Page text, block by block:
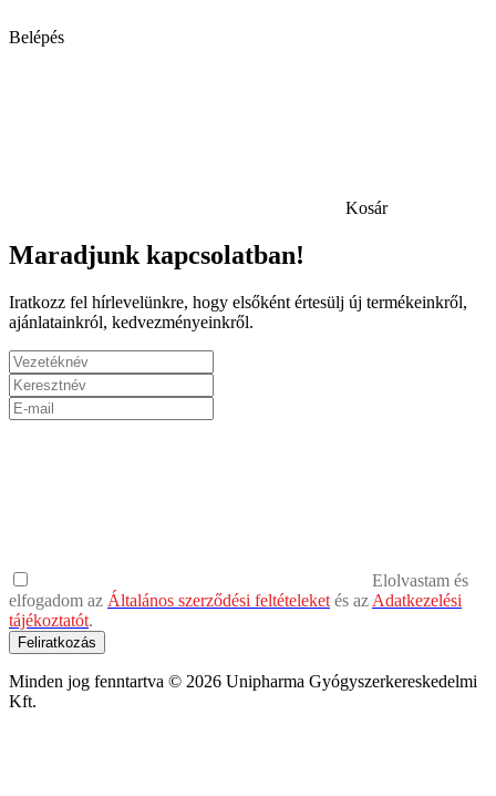
Belépés
Kosár
Maradjunk kapcsolatban!
Iratkozz fel hírlevelünkre, hogy elsőként értesülj új termékeinkről,
ajánlatainkról, kedvezményeinkről.
Elolvastam és
elfogadom az Általános szerződési feltételeket és az Adatkezelési
tájékoztatót.
Feliratkozás
Minden jog fenntartva © 2026 Unipharma Gyógyszerkereskedelmi
Kft.